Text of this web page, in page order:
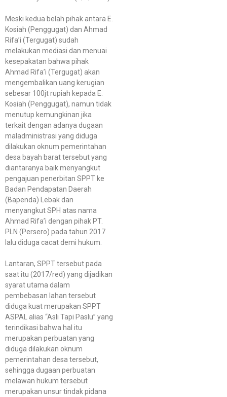
Meski kedua belah pihak antara E.
Kosiah (Penggugat) dan Ahmad
Rifa’i (Tergugat) sudah
melakukan mediasi dan menuai
kesepakatan bahwa pihak
Ahmad Rifa’i (Tergugat) akan
mengembalikan uang kerugian
sebesar 100jt rupiah kepada E.
Kosiah (Penggugat), namun tidak
menutup kemungkinan jika
terkait dengan adanya dugaan
maladministrasi yang diduga
dilakukan oknum pemerintahan
desa bayah barat tersebut yang
diantaranya baik menyangkut
pengajuan penerbitan SPPT ke
Badan Pendapatan Daerah
(Bapenda) Lebak dan
menyangkut SPH atas nama
Ahmad Rifa’i dengan pihak PT.
PLN (Persero) pada tahun 2017
lalu diduga cacat demi hukum.
Lantaran, SPPT tersebut pada
saat itu (2017/red) yang dijadikan
syarat utama dalam
pembebasan lahan tersebut
diduga kuat merupakan SPPT
ASPAL alias “Asli Tapi Paslu” yang
terindikasi bahwa hal itu
merupakan perbuatan yang
diduga dilakukan oknum
pemerintahan desa tersebut,
sehingga dugaan perbuatan
melawan hukum tersebut
merupakan unsur tindak pidana